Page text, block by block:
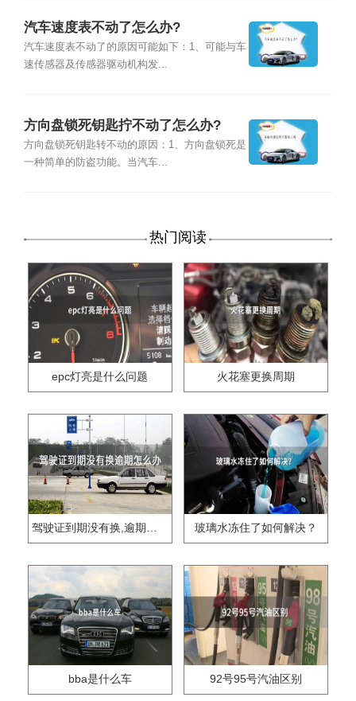
汽车速度表不动了怎么办?
汽车速度表不动了的原因可能如下：1、可能与车
速传感器及传感器驱动机构发...
方向盘锁死钥匙拧不动了怎么办?
方向盘锁死钥匙转不动的原因：1、方向盘锁死是
一种简单的防盗功能。当汽车...
热门阅读
epc灯亮是什么问题 火花塞更换周期
驾驶证到期没有换,逾期怎么办?? 玻璃水冻住了如何解决？
bba是什么车 92号95号汽油区别